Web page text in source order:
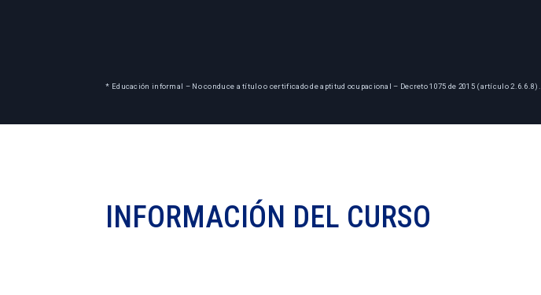
* Educación informal – No conduce a título o certificado de aptitud ocupacional – Decreto 1075 de 2015 (artículo 2.6.6.8).
INFORMACIÓN DEL CURSO